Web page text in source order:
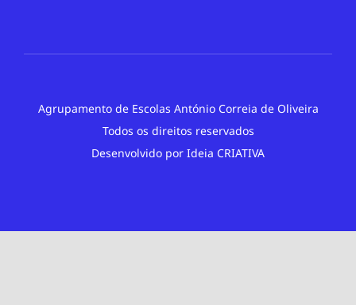
Agrupamento de Escolas António Correia de Oliveira
Todos os direitos reservados
Desenvolvido por Ideia CRIATIVA